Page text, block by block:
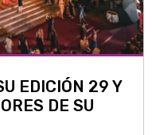
EDICIÓN 29 Y
DE SU